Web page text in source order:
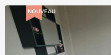
NOUVEAU